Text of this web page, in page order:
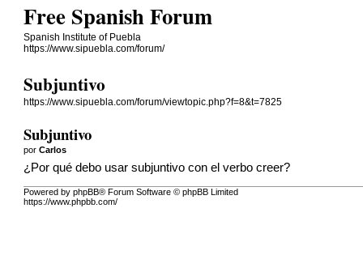
Free Spanish Forum
Spanish Institute of Puebla
https://www.sipuebla.com/forum/
Subjuntivo
https://www.sipuebla.com/forum/viewtopic.php?f=8&t=7825
Subjuntivo
porCarlos
¿Por qué debo usar subjuntivo con el verbo creer?
Powered by phpBB® Forum Software © phpBB Limited
https://www.phpbb.com/